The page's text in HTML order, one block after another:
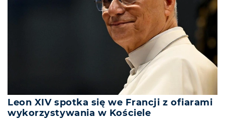
Leon XIV spotka się we Francji z ofiarami
wykorzystywania w Kościele